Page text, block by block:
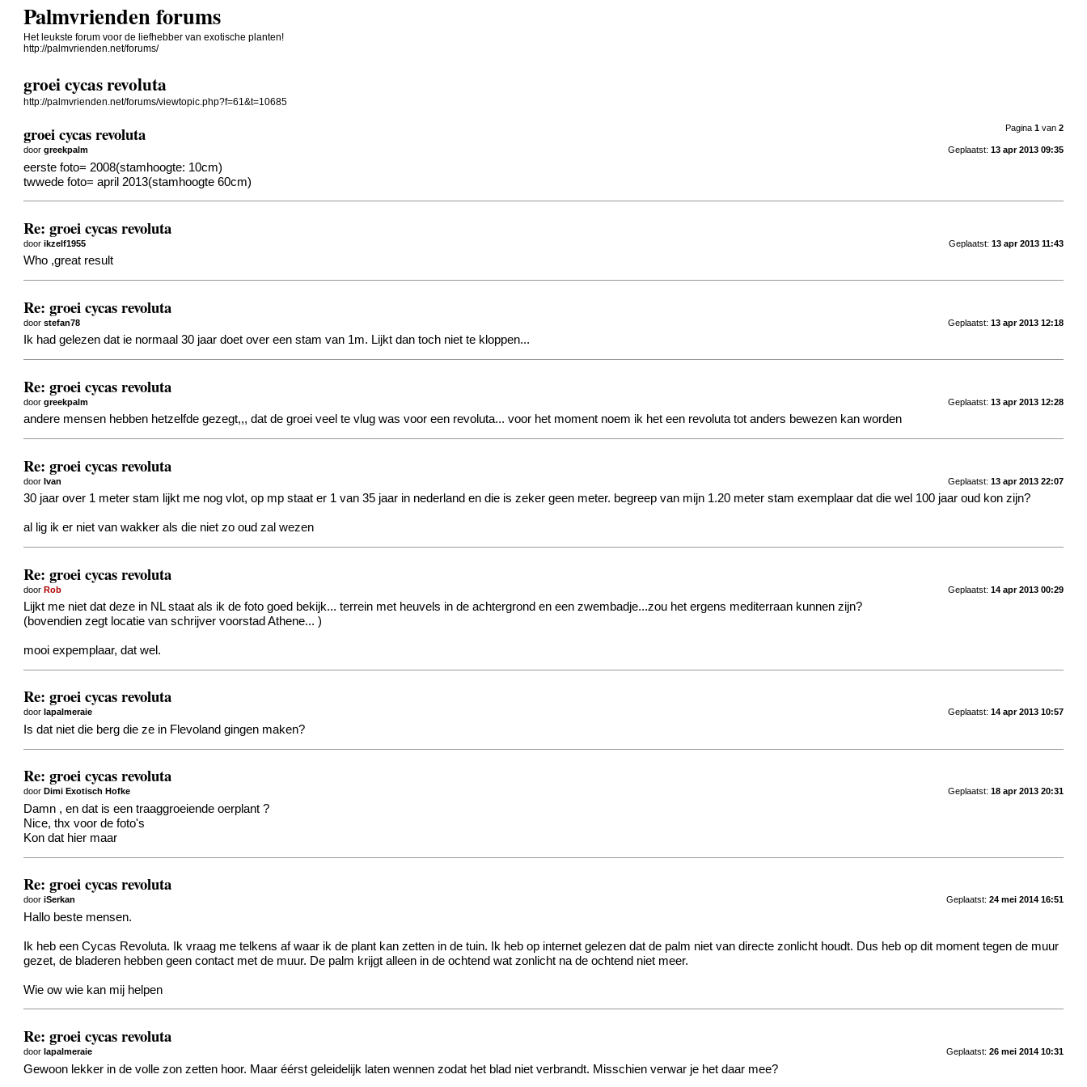
Palmvrienden forums
Het leukste forum voor de liefhebber van exotische planten!
http://palmvrienden.net/forums/
groei cycas revoluta
http://palmvrienden.net/forums/viewtopic.php?f=61&t=10685
Pagina 1van 2
groei cycas revoluta
Geplaatst: 13 apr 2013 09:35
doorgreekpalm
eerste foto= 2008(stamhoogte: 10cm)
twwede foto= april 2013(stamhoogte 60cm)
Re: groei cycas revoluta
Geplaatst: 13 apr 2013 11:43
doorikzelf1955
Who ,great result
Re: groei cycas revoluta
Geplaatst: 13 apr 2013 12:18
doorstefan78
Ik had gelezen dat ie normaal 30 jaar doet over een stam van 1m. Lijkt dan toch niet te kloppen...
Re: groei cycas revoluta
Geplaatst: 13 apr 2013 12:28
doorgreekpalm
andere mensen hebben hetzelfde gezegt,,, dat de groei veel te vlug was voor een revoluta... voor het moment noem ik het een revoluta tot anders bewezen kan worden
Re: groei cycas revoluta
Geplaatst: 13 apr 2013 22:07
doorIvan
30 jaar over 1 meter stam lijkt me nog vlot, op mp staat er 1 van 35 jaar in nederland en die is zeker geen meter. begreep van mijn 1.20 meter stam exemplaar dat die wel 100 jaar oud kon zijn?
al lig ik er niet van wakker als die niet zo oud zal wezen
Re: groei cycas revoluta
Geplaatst: 14 apr 2013 00:29
doorRob
Lijkt me niet dat deze in NL staat als ik de foto goed bekijk... terrein met heuvels in de achtergrond en een zwembadje...zou het ergens mediterraan kunnen zijn?
(bovendien zegt locatie van schrijver voorstad Athene...)
mooi expemplaar, dat wel.
Re: groei cycas revoluta
Geplaatst: 14 apr 2013 10:57
door lapalmeraie
Is dat niet die berg die ze in Flevoland gingen maken?
Re: groei cycas revoluta
Geplaatst: 18 apr 2013 20:31
door Dimi Exotisch Hofke
Damn , en dat is een traaggroeiende oerplant ?
Nice, thx voor de foto's
Kon dat hier maar
Re: groei cycas revoluta
Geplaatst: 24 mei 2014 16:51
dooriSerkan
Hallo beste mensen.
Ik heb een Cycas Revoluta. Ik vraag me telkens af waar ik de plant kan zetten in de tuin. Ik heb op internet gelezen dat de palm niet van directe zonlicht houdt. Dus heb op dit moment tegen de muur
gezet, de bladeren hebben geen contact met de muur. De palm krijgt alleen in de ochtend wat zonlicht na de ochtend niet meer.
Wie ow wie kan mij helpen
Re: groei cycas revoluta
Geplaatst: 26 mei 2014 10:31
doorlapalmeraie
Gewoon lekker in de volle zon zetten hoor. Maar éérst geleidelijk laten wennen zodat het blad niet verbrandt. Misschien verwar je het daar mee?